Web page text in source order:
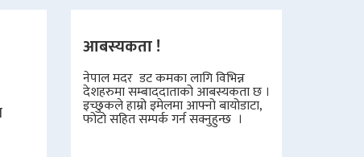
आबस्यकता !
नेपाल मदर डट कमका लागि विभिन्न
देशहरुमा सम्बाददाताको आबस्यकता छ ।
इच्छुकले हाम्रो इमेलमा आफ्नो बायोडाटा,
फोटो सहित सम्पर्क गर्न सक्नुहुन्छ ।